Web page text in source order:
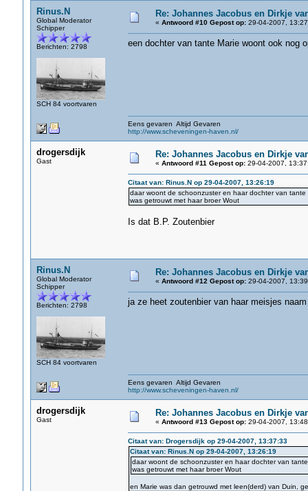
Rinus.N
Global Moderator
Schipper
Berichten: 2798
SCH 84 voortvaren
Re: Johannes Jacobus en Dirkje
« Antwoord #10 Gepost op:29-04-2007,
een dochter van tante Marie woont ook nog
Eens gevaren Altijd Gevaren
http://www.scheveningen-haven.nl/
drogersdijk
Gast
Re: Johannes Jacobus en Dirkje
« Antwoord #11 Gepost op:29-04-2007,
Citaat van: Rinus.N op 29-04-2007, 13:26:19
daar woont de schoonzuster en haar dochter van tante
was getrouwt met haar broer Wout
Is dat B.P. Zoutenbier
Rinus.N
Global Moderator
Schipper
Berichten: 2798
SCH 84 voortvaren
Re: Johannes Jacobus en Dirkje
« Antwoord #12 Gepost op:29-04-2007,
ja ze heet zoutenbier van haar meisjes
Eens gevaren Altijd Gevaren
http://www.scheveningen-haven.nl/
drogersdijk
Gast
Re: Johannes Jacobus en Dirkje
« Antwoord #13 Gepost op:29-04-2007,
Citaat van: Drogersdijk op 29-04-2007, 13:37:33
Citaat van: Rinus.N op 29-04-2007, 13:26:19
daar woont de schoonzuster en haar dochter van
was getrouwt met haar broer Wout
en Marie was dan getrouwd met leen(derd) van Duin,